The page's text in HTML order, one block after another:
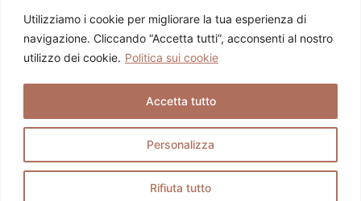
Utilizziamo i cookie per migliorare la tua esperienza di
navigazione. Cliccando “Accetta tutti”, acconsenti al nostro
utilizzo dei cookie. Politica sui cookie
Personalizza
Rifiuta tutto
Accetta tutto
The Story Behind S.r.l. | PIVA 04681320612 |
Cookie Policy